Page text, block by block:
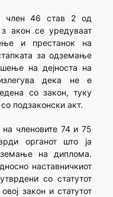
член 46 став 2 од
акон се уредуваат
и престанок на
за одземање
на дејноста на
дека не е
со закон, туку
подзаконски акт.
членовите 74 и 75
органот што ја
на диплома.
наставничкиот
со статутот
закон и статутот